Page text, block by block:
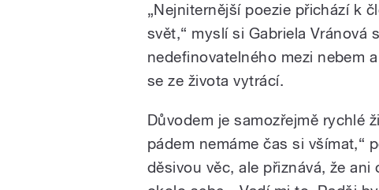
„Nejniternější poezie přichází k
svět,“ myslí si Gabriela Vránová
nedefinovatelného mezi nebem
se ze života vytrácí.
Důvodem je samozřejmě rychlé
pádem nemáme čas si všímat,“
děsivou věc, ale přiznává, že